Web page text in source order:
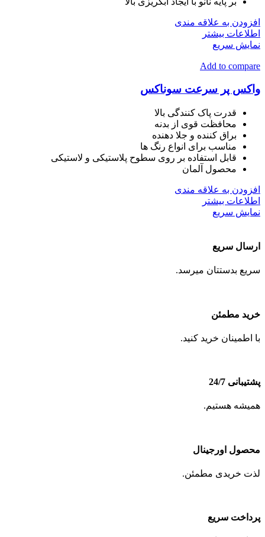
افزودن به علاقه مندی
اطلاعات بیشتر
نمایش سریع
Add to compare
واکس پر سرعت سوناکس
قدرت پاک کنندگی بالا
محافظت قوی از بدنه
براق کننده و جلا دهنده
مناسب برای انواع رنگ ها
قابل استفاده بر روی سطوح پلاستیکی و لاستیکی
محصول آلمان
افزودن به علاقه مندی
اطلاعات بیشتر
نمایش سریع
ارسال سریع
سریع بدستتان میرسد.
خرید مطمئن
با اطمینان خرید کنید.
پشتیبانی 24/7
همیشه هستیم.
محصول اورجینال
لذت خریدی مطمئن.
پرداخت سریع